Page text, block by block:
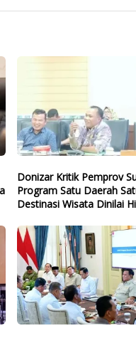
Donizar Kritik Pemprov
Program Satu Daerah
Destinasi Wisata Dinilai